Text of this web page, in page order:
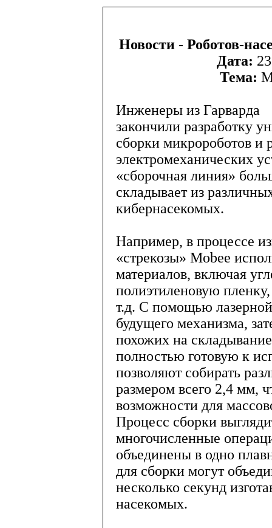
Новости - Роботов-
Дата:
Тема:
Инженеры из Гарварда
закончили разработку
сборки микророботов
электромеханических
«сборочная линия»
складывает из
кибернасекомых.
Например, в процессе
«стрекозы» Mobee
материалов, включая
полиэтиленовую
т.д. С помощью лазерной
будущего механизма,
похожих на
полностью готовую к
позволяют собирать
размером всего 2,4 мм,
возможности для
Процесс сборки
многочисленные
объединены в одно
для сборки могут
несколько секунд
насекомых.